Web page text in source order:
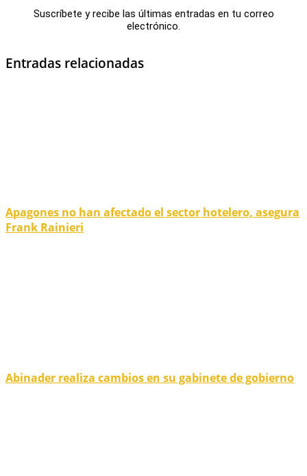
Suscríbete y recibe las últimas entradas en tu correo
electrónico.
Entradas relacionadas
Apagones no han afectado el sector hotelero, asegura
Frank Rainieri
Abinader realiza cambios en su gabinete de gobierno